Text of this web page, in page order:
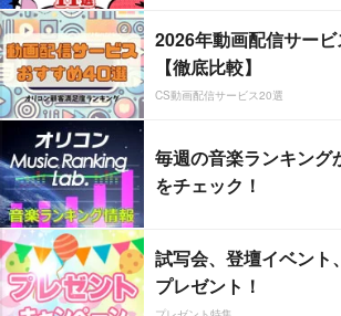
2026年動画配信サー
【徹底比較】
CS動画配信サービス20選
毎週の音楽ランキング
をチェック！
試写会、登壇イベント
プレゼント！